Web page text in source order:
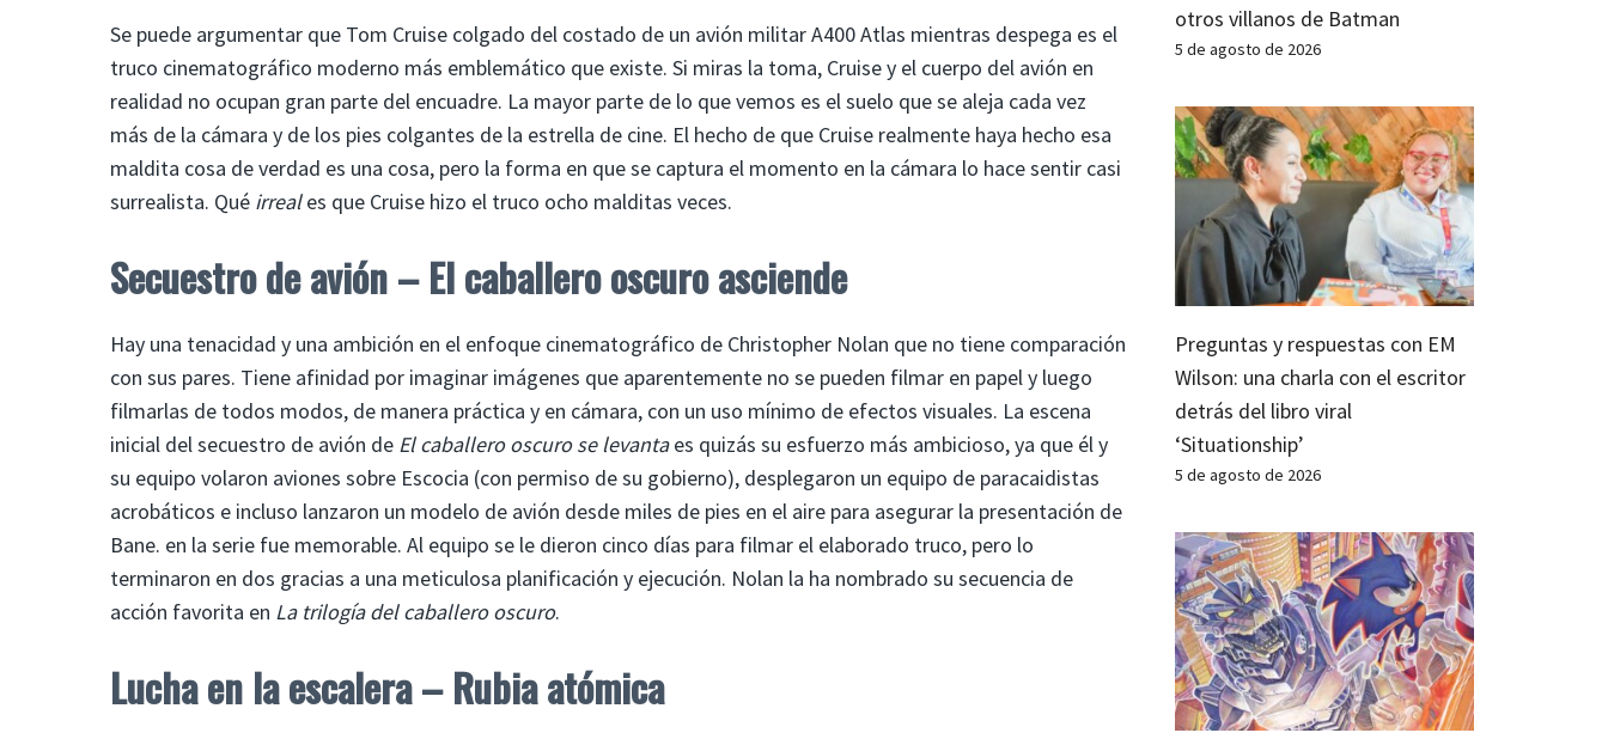
Se puede argumentar que Tom Cruise colgado del costado de un avión militar A400 Atlas mientras despega es el
truco cinematográfico moderno más emblemático que existe. Si miras la toma, Cruise y el cuerpo del avión en
realidad no ocupan gran parte del encuadre. La mayor parte de lo que vemos es el suelo que se aleja cada vez
más de la cámara y de los pies colgantes de la estrella de cine. El hecho de que Cruise realmente haya hecho esa
maldita cosa de verdad es una cosa, pero la forma en que se captura el momento en la cámara lo hace sentir casi
surrealista. Qué irreales que Cruise hizo el truco ocho malditas veces.
Secuestro de avión – El caballero oscuro asciende
Hay una tenacidad y una ambición en el enfoque cinematográfico de Christopher Nolan que no tiene comparación
con sus pares. Tiene afinidad por imaginar imágenes que aparentemente no se pueden filmar en papel y luego
filmarlas de todos modos, de manera práctica y en cámara, con un uso mínimo de efectos visuales. La escena
inicial del secuestro de avión de El caballero oscuro se levantaes quizás su esfuerzo más ambicioso, ya que él y
su equipo volaron aviones sobre Escocia (con permiso de su gobierno), desplegaron un equipo de paracaidistas
acrobáticos e incluso lanzaron un modelo de avión desde miles de pies en el aire para asegurar la presentación de
Bane. en la serie fue memorable. Al equipo se le dieron cinco días para filmar el elaborado truco, pero lo
terminaron en dos gracias a una meticulosa planificación y ejecución. Nolan la ha nombrado su secuencia de
acción favorita en La trilogía del caballero oscuro.
Lucha en la escalera – Rubia atómica
otros villanos de Batman
5 de agosto de 2026
Preguntas y respuestas con EM
Wilson: una charla con el escritor
detrás del libro viral
‘Situationship’
5 de agosto de 2026